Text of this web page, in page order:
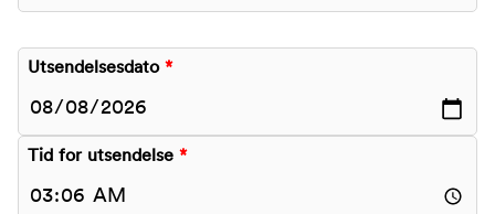
Utsendelsesdato *
Tid for utsendelse *